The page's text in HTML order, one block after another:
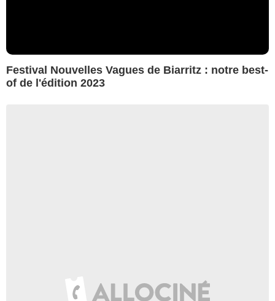
Festival Nouvelles Vagues de Biarritz : notre best-
of de l'édition 2023